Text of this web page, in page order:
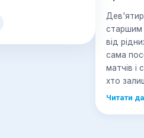
старшим
від
сама
матчів і
хто
Читати